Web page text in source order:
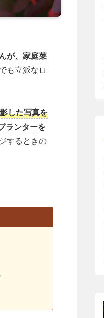
が、家庭菜
も立派なロ
した写真を
ランターを
するときの